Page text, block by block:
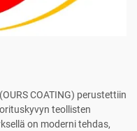
COATING) perustettiin
teollisten
on moderni tehdas,